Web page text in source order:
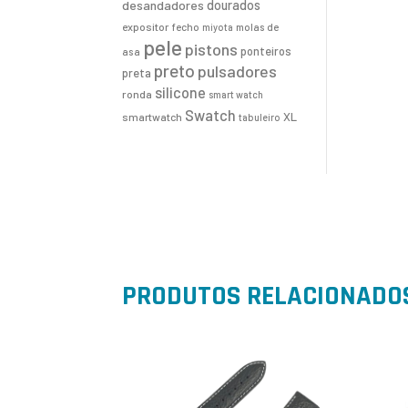
desandadores dourados
expositor fecho miyota molas de
asa pele pistons ponteiros
preta preto pulsadores
ronda silicone smart watch
smartwatch Swatch tabuleiro XL
PRODUTOS